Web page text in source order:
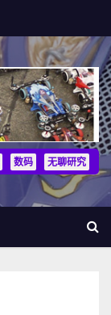
数码 无聊研究